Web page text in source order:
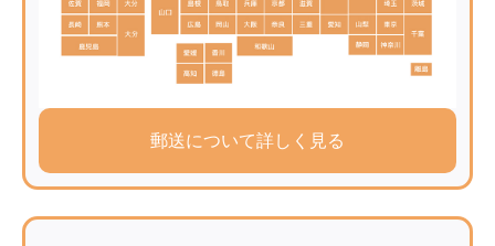
郵送について詳しく見る